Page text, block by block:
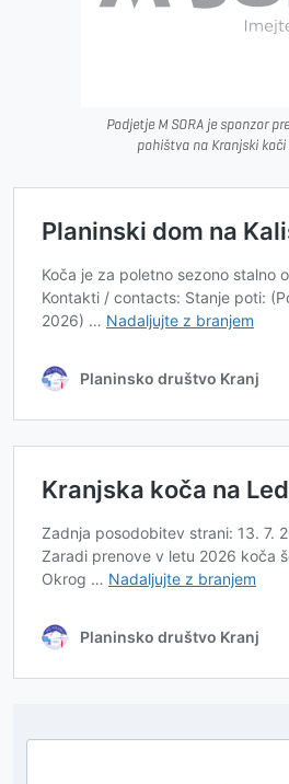
Podjetje M SORA je sponzor
pohištva na Kranjski koči